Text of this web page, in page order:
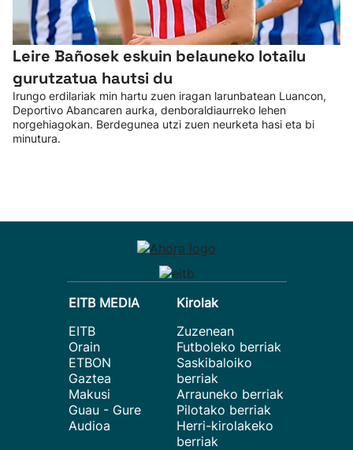
Leire Bañosek eskuin belauneko lotailu
gurutzatua hautsi du
Irungo erdilariak min hartu zuen iragan larunbatean Luancon,
Deportivo Abancaren aurka, denboraldiaurreko lehen
norgehiagokan. Berdegunea utzi zuen neurketa hasi eta bi
minutura.
EITB MEDIA
EITB
Orain
ETBON
Gaztea
Makusi
Guau - Gure
Audioa
Kirolak
Zuzenean
Futboleko berriak
Saskibaloiko
berriak
Arrauneko berriak
Pilotako berriak
Herri-kirolakeko
berriak